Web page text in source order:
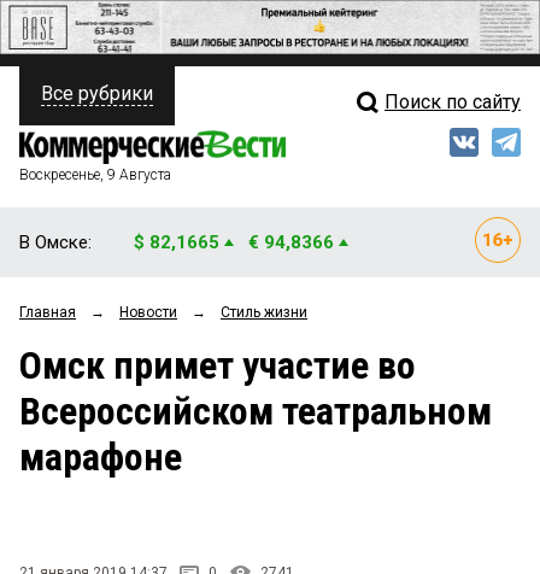
ПОЛИТИКА
ФИНАНСЫ
ОБЩЕСТВО
ЗАКОН
НОВОСТИ КОМПАНИЙ
Свежий выпуск
Рейтинги
Блоги
Все рубрики Поиск по сайту
Воскресенье, 9 Августа
В Омске: $ 82,1665 € 94,8366
Главная → Новости → Стиль жизни
Омск примет участие во
Всероссийском театральном
марафоне